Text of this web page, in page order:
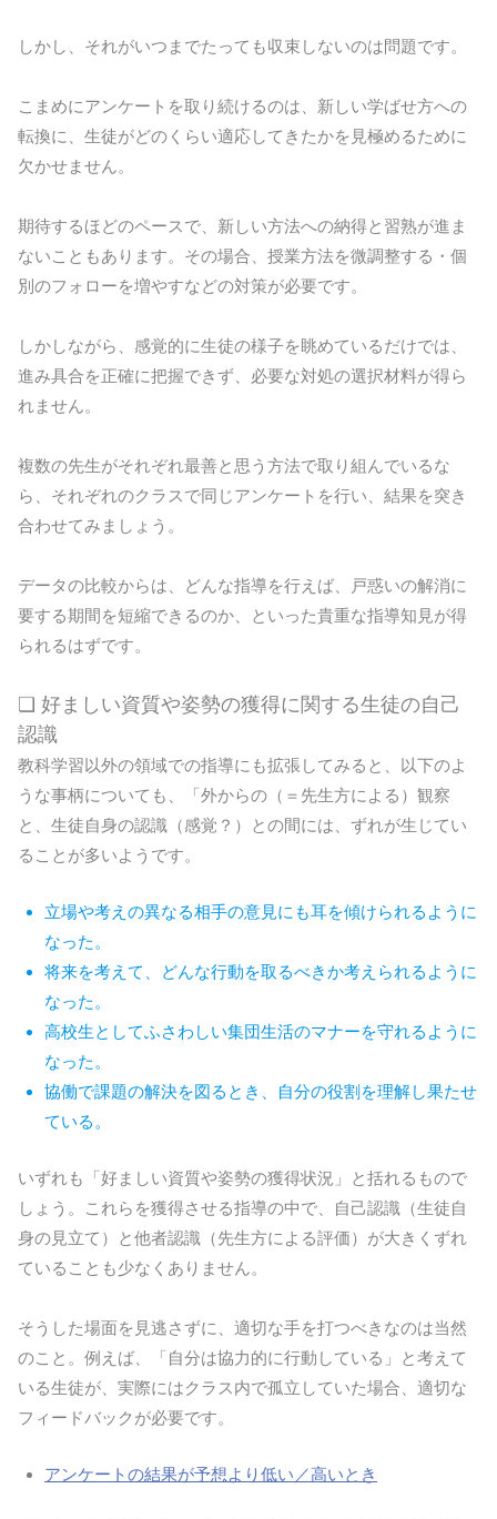
しかし、それがいつまでたっても収束しないのは問題です。
こまめにアンケートを取り続けるのは、新しい学ばせ方への
転換に、生徒がどのくらい適応してきたかを見極めるために
欠かせません。
期待するほどのペースで、新しい方法への納得と習熟が進ま
ないこともあります。その場合、授業方法を微調整する・個
別のフォローを増やすなどの対策が必要です。
しかしながら、感覚的に生徒の様子を眺めているだけでは、
進み具合を正確に把握できず、必要な対処の選択材料が得ら
れません。
複数の先生がそれぞれ最善と思う方法で取り組んでいるな
ら、それぞれのクラスで同じアンケートを行い、結果を突き
合わせてみましょう。
データの比較からは、どんな指導を行えば、戸惑いの解消に
要する期間を短縮できるのか、といった貴重な指導知見が得
られるはずです。
❏ 好ましい資質や姿勢の獲得に関する生徒の自己
認識
教科学習以外の領域での指導にも拡張してみると、以下のよ
うな事柄についても、「外からの（＝先生方による）観察
と、生徒自身の認識（感覚？）との間には、ずれが生じてい
ることが多いようです。
立場や考えの異なる相手の意見にも耳を傾けられるように
なった。
将来を考えて、どんな行動を取るべきか考えられるように
なった。
高校生としてふさわしい集団生活のマナーを守れるように
なった。
協働で課題の解決を図るとき、自分の役割を理解し果たせ
ている。
いずれも「好ましい資質や姿勢の獲得状況」と括れるもので
しょう。これらを獲得させる指導の中で、自己認識（生徒自
身の見立て）と他者認識（先生方による評価）が大きくずれ
ていることも少なくありません。
そうした場面を見逃さずに、適切な手を打つべきなのは当然
のこと。例えば、「自分は協力的に行動している」と考えて
いる生徒が、実際にはクラス内で孤立していた場合、適切な
フィードバックが必要です。
アンケートの結果が予想より低い／高いとき